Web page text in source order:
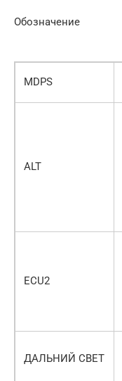
Обозначение
MDPS
ALT
ECU2
ДАЛЬНИЙ СВЕТ